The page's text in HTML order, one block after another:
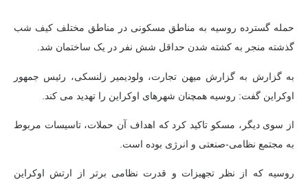
حمله گسترده روسیه به مناطق مسکونی در مناطق مختلف کیف شب
گذشته منجر به کشته شدن حداقل شش نفر در یک ساختمان شد.
به گزارش به گزارش میهن تجارت، ولودیمیر زلنسکی، رئیس جمهور
اوکراین گفت: روسیه همچنان شهرهای اوکراین را تهدید می کند.
از سوی دیگر، مسکو تاکید کرد که اهداف آن حملات، تاسیسات مربوط
به مجتمع نظامی-صنعتی و انرژی بوده است.
روسیه که از نظر تجهیزات و قدرت نظامی برتر از ارتش اوکراین